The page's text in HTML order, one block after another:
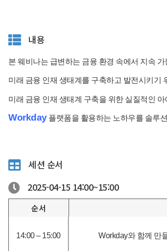
내용
본 웨비나는 급변하는 금융 환경 속에서 지속 가
미래 금융 인재 생태계를 구축하고 발전시키기
미래 금융 인재 생태계 구축을 위한 실질적인
Workday플랫폼을 활용하는 노하우를 솔루
세션 순서
2025-04-15 14:00~15:00
순서
14:00 – 15:00 Workday와 함께 만